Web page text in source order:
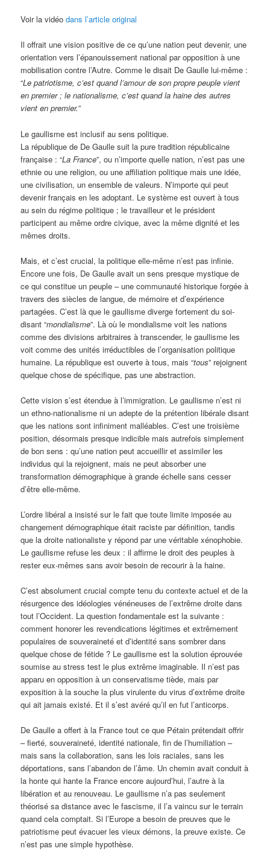
Voir la vidéodans l’article original
Il offrait une vision positive de ce qu’une nation peut devenir, une
orientation vers l’épanouissement national par opposition à une
mobilisation contre l’Autre. Comme le disait De Gaulle lui-même :
“Le patriotisme, c’est quand l’amour de son propre peuple vient
en premier ; le nationalisme, c’est quand la haine des autres
vient en premier.”
Le gaullisme est inclusif au sens politique.
La république de De Gaulle suit la pure tradition républicaine
française : “La France”, ou n’importe quelle nation, n’est pas une
ethnie ou une religion, ou une affiliation politique mais une idée,
une civilisation, un ensemble de valeurs. N’importe qui peut
devenir français en les adoptant. Le système est ouvert à tous
au sein du régime politique ; le travailleur et le président
participent au même ordre civique, avec la même dignité et les
mêmes droits.
Mais, et c’est crucial, la politique elle-même n’est pas infinie.
Encore une fois, De Gaulle avait un sens presque mystique de
ce qui constitue un peuple – une communauté historique forgée à
travers des siècles de langue, de mémoire et d’expérience
partagées. C’est là que le gaullisme diverge fortement du soi-
disant “mondialisme”. Là où le mondialisme voit les nations
comme des divisions arbitraires à transcender, le gaullisme les
voit comme des unités irréductibles de l’organisation politique
humaine. La république est ouverte à tous, mais “tous” rejoignent
quelque chose de spécifique, pas une abstraction.
Cette vision s’est étendue à l’immigration. Le gaullisme n’est ni
un ethno-nationalisme ni un adepte de la prétention libérale disant
que les nations sont infiniment malléables. C’est une troisième
position, désormais presque indicible mais autrefois simplement
de bon sens : qu’une nation peut accueillir et assimiler les
individus qui la rejoignent, mais ne peut absorber une
transformation démographique à grande échelle sans cesser
d’être elle-même.
L’ordre libéral a insisté sur le fait que toute limite imposée au
changement démographique était raciste par définition, tandis
que la droite nationaliste y répond par une véritable xénophobie.
Le gaullisme refuse les deux : il affirme le droit des peuples à
rester eux-mêmes sans avoir besoin de recourir à la haine.
C’est absolument crucial compte tenu du contexte actuel et de la
résurgence des idéologies vénéneuses de l’extrême droite dans
tout l’Occident. La question fondamentale est la suivante :
comment honorer les revendications légitimes et extrêmement
populaires de souveraineté et d’identité sans sombrer dans
quelque chose de fétide ? Le gaullisme est la solution éprouvée
soumise au stress test le plus extrême imaginable. Il n’est pas
apparu en opposition à un conservatisme tiède, mais par
exposition à la souche la plus virulente du virus d’extrême droite
qui ait jamais existé. Et il s’est avéré qu’il en fut l’anticorps.
De Gaulle a offert à la France tout ce que Pétain prétendait offrir
– fierté, souveraineté, identité nationale, fin de l’humiliation –
mais sans la collaboration, sans les lois raciales, sans les
déportations, sans l’abandon de l’âme. Un chemin avait conduit à
la honte qui hante la France encore aujourd’hui, l’autre à la
libération et au renouveau. Le gaullisme n’a pas seulement
théorisé sa distance avec le fascisme, il l’a vaincu sur le terrain
quand cela comptait. Si l’Europe a besoin de preuves que le
patriotisme peut évacuer les vieux démons, la preuve existe. Ce
n’est pas une simple hypothèse.